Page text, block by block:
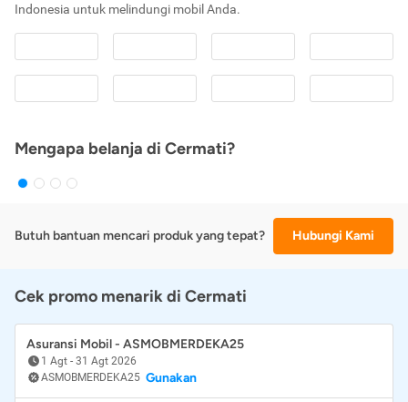
Indonesia untuk melindungi mobil Anda.
Mengapa belanja di Cermati?
Butuh bantuan mencari produk yang tepat? Hubungi Kami
Cek promo menarik di Cermati
Asuransi Mobil - ASMOBMERDEKA25
1 Agt - 31 Agt 2026
ASMOBMERDEKA25 Gunakan